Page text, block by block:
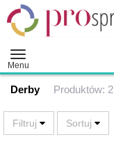
Menu
Derby Produktów: 2